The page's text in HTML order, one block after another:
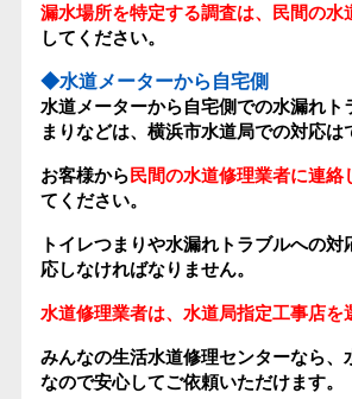
漏水場所を特定する調査は、民間の水
してください。
◆水道メーターから自宅側
水道メーターから自宅側での水漏れト
まりなどは、横浜市水道局での対応は
お客様から 民間の水道修理業者に連絡
てください。
トイレつまりや水漏れトラブルへの対
応しなければなりません。
水道修理業者は、水道局指定工事店を
みんなの生活水道修理センターなら、
なので安心してご依頼いただけます。